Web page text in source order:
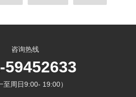
咨询热线
59452633
至周日9:00- 19:00）